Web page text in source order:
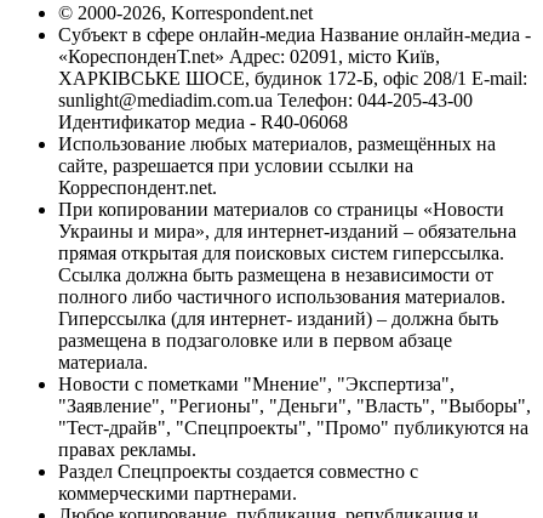
© 2000-2026, Korrespondent.net
Субъект в сфере онлайн-медиа Название онлайн-медиа -
«КореспонденТ.net» Адрес: 02091, місто Київ,
ХАРКІВСЬКЕ ШОСЕ, будинок 172-Б, офіс 208/1 E-mail:
sunlight@mediadim.com.ua Телефон: 044-205-43-00
Идентификатор медиа - R40-06068
Использование любых материалов, размещённых на
сайте, разрешается при условии ссылки на
Корреспондент.net.
При копировании материалов со страницы «Новости
Украины и мира», для интернет-изданий – обязательна
прямая открытая для поисковых систем гиперссылка.
Ссылка должна быть размещена в независимости от
полного либо частичного использования материалов.
Гиперссылка (для интернет- изданий) – должна быть
размещена в подзаголовке или в первом абзаце
материала.
Новости с пометками "Мнение", "Экспертиза",
"Заявление", "Регионы", "Деньги", "Власть", "Выборы",
"Тест-драйв", "Спецпроекты", "Промо" публикуются на
правах рекламы.
Раздел Спецпроекты создается совместно с
коммерческими партнерами.